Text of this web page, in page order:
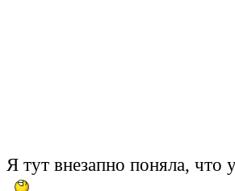
Я тут внезапно поняла,